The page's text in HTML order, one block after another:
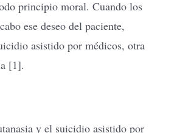
principio moral. Cuando los
ese deseo del paciente,
asistido por médicos, otra
[1].
y el suicidio asistido por